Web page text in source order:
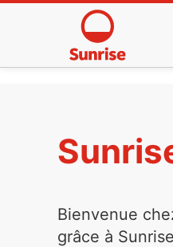
Bienvenue
grâce à